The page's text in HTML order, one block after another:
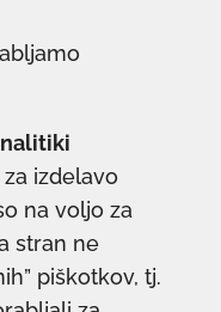
za izdelavo
na voljo za
stran ne
piškotkov, tj.